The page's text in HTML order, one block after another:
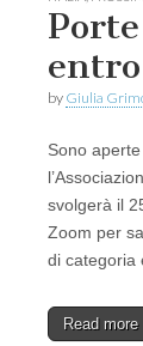
by Giulia
Sono
svolgerà il
Zoom per
di categoria
Read